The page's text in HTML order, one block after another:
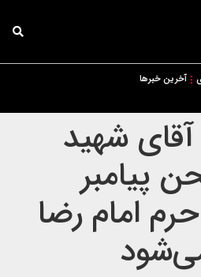
آخرین خبرها
آقای شهید
پیامبر
امام رضا